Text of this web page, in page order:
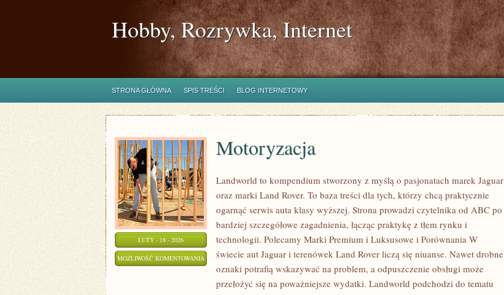
Hobby, Rozrywka, Internet
STRONA GŁÓWNA SPIS TREŚCI BLOG INTERNETOWY
LUTY - 18 - 2026
MOŻLIWOŚĆ KOMENTOWANIA MOTORYZACJA
Motoryzacja
Landworld to kompendium stworzony z myślą o pasjonatach marek Jaguar
oraz marki Land Rover. To baza treści dla tych, którzy chcą praktycznie
ogarnąć serwis auta klasy wyższej. Strona prowadzi czytelnika od ABC po
bardziej szczegółowe zagadnienia, łącząc praktykę z tłem rynku i
technologii. Polecamy Marki Premium i Luksusowe i Porównania W
świecie aut Jaguar i terenówek Land Rover liczą się niuanse. Nawet drobne
oznaki potrafią wskazywać na problem, a odpuszczenie obsługi może
przełożyć się na poważniejsze wydatki. Landworld podchodzi do tematu